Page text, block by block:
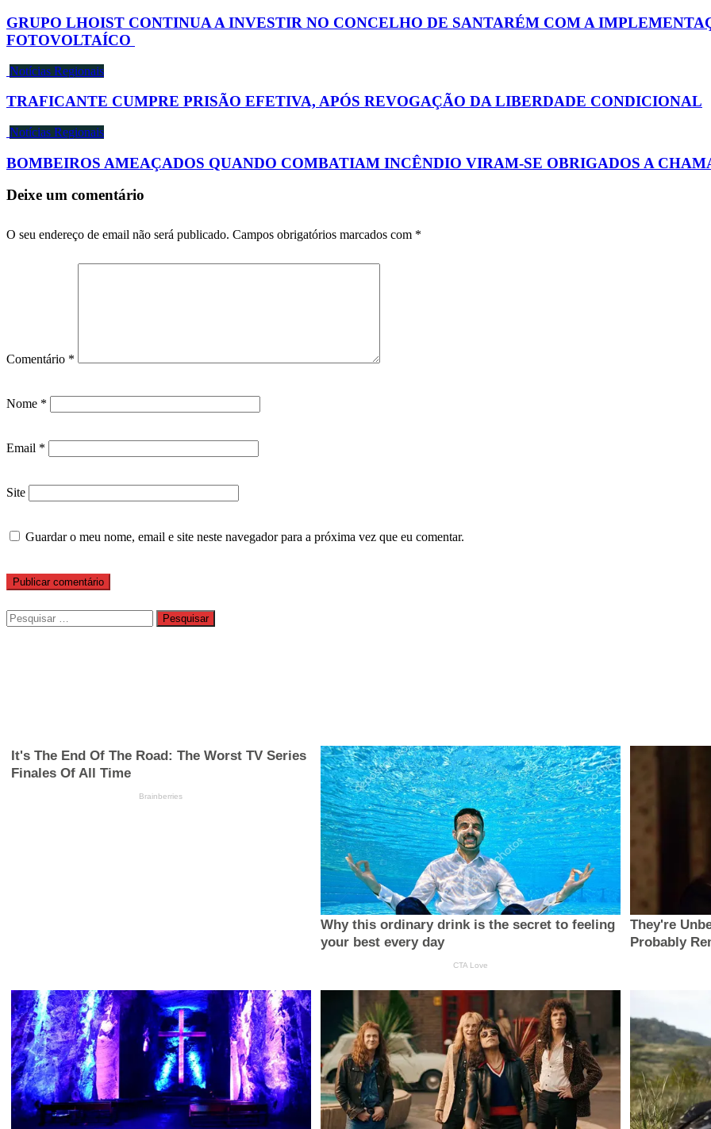
GRUPO LHOIST CONTINUA A INVESTIR NO CONCELHO DE SANTARÉM COM A
FOTOVOLTAÍCO
Notícias Regionais
TRAFICANTE CUMPRE PRISÃO EFETIVA, APÓS REVOGAÇÃO DA LIBERDADE CONDICIONAL
Notícias Regionais
BOMBEIROS AMEAÇADOS QUANDO COMBATIAM INCÊNDIO VIRAM-SE OBRIGADOS A
Deixe um comentário
O seu endereço de email não será publicado. Campos obrigatórios marcados com *
Comentário *
Nome *
Email *
Site
Guardar o meu nome, email e site neste navegador para a próxima vez que eu comentar.
Pesquisar
por: